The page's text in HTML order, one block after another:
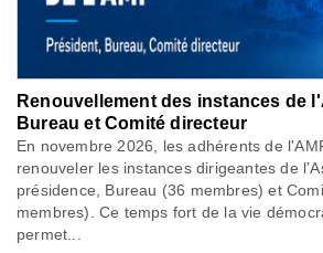
Renouvellement des instances de
Bureau et Comité directeur
En novembre 2026, les adhérents de
renouveler les instances dirigeantes de
présidence, Bureau (36 membres) et
membres). Ce temps fort de la vie
permet...